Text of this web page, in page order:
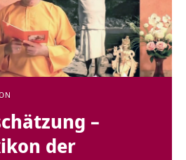
–
der